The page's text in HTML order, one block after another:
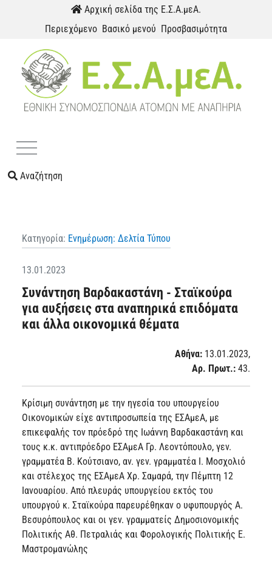
Παράκαμψη προς το περιεχόμενοΑρχική σελίδα της Ε.Σ.Α.μεΑ.
Περιεχόμενο Βασικό μενού Προσβασιμότητα
Αναζήτηση
Κατηγορία: Ενημέρωση: Δελτία Τύπου
13.01.2023
Συνάντηση Βαρδακαστάνη - Σταϊκούρα
για αυξήσεις στα αναπηρικά επιδόματα
και άλλα οικονομικά θέματα
Αθήνα: 13.01.2023,
Αρ. Πρωτ.: 43.
Κρίσιμη συνάντηση με την ηγεσία του υπουργείου
Οικονομικών είχε αντιπροσωπεία της ΕΣΑμεΑ, με
επικεφαλής τον πρόεδρό της Ιωάννη Βαρδακαστάνη και
τους κ.κ. αντιπρόεδρο ΕΣΑμεΑ Γρ. Λεοντόπουλο, γεν.
γραμματέα Β. Κούτσιανο, αν. γεν. γραμματέα Ι. Μοσχολιό
και στέλεχος της ΕΣΑμεΑ Χρ. Σαμαρά, την Πέμπτη 12
Ιανουαρίου. Από πλευράς υπουργείου εκτός του
υπουργού κ. Σταϊκούρα παρευρέθηκαν ο υφυπουργός Α.
Βεσυρόπουλος και οι γεν. γραμματείς Δημοσιονομικής
Πολιτικής Αθ. Πετραλιάς και Φορολογικής Πολιτικής Ε.
Μαστρομανώλης